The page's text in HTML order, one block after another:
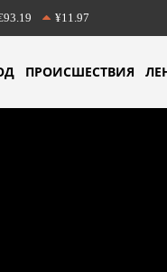
¥11.97
ПРОИСШЕСТВИЯ